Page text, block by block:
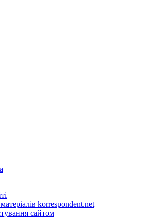
korrespondent.net
сайтом